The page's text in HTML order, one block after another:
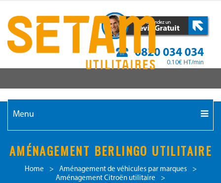
0820 034 034
0.10€ HT/min
Menu
AMÉNAGEMENT BERLINGO UTILITAIRE
Home > Aménagement de véhicules par marques
>
Aménagement Citroën utilitaire
>